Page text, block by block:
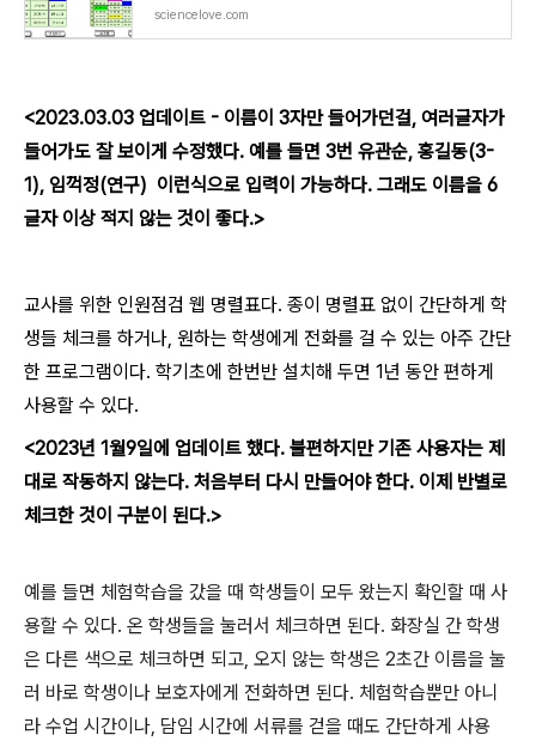
sciencelove.com
<2023.03.03 업데이트 - 이름이 3자만 들어가던걸, 여러글자가
들어가도 잘 보이게 수정했다. 예를 들면 3번 유관순, 홍길동(3-
1), 임꺽정(연구) 이런식으로 입력이 가능하다. 그래도 이름을 6
글자 이상 적지 않는 것이 좋다.>
교사를 위한 인원점검 웹 명렬표다. 종이 명렬표 없이 간단하게 학
생들 체크를 하거나, 원하는 학생에게 전화를 걸 수 있는 아주 간단
한 프로그램이다. 학기초에 한번반 설치해 두면 1년 동안 편하게
사용할 수 있다.
<2023년 1월9일에 업데이트 했다. 불편하지만 기존 사용자는 제
대로 작동하지 않는다. 처음부터 다시 만들어야 한다. 이제 반별로
체크한 것이 구분이 된다.>
예를 들면 체험학습을 갔을 때 학생들이 모두 왔는지 확인할 때 사
용할 수 있다. 온 학생들을 눌러서 체크하면 된다. 화장실 간 학생
은 다른 색으로 체크하면 되고, 오지 않는 학생은 2초간 이름을 눌
러 바로 학생이나 보호자에게 전화하면 된다. 체험학습뿐만 아니
라 수업 시간이나, 담임 시간에 서류를 걷을 때도 간단하게 사용